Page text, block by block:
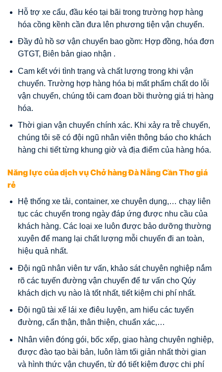
Hỗ trợ xe cẩu, đầu kéo tại bãi trong trường hợp hàng
hóa cồng kềnh cần đưa lên phương tiện vận chuyển.
Đầy đủ hồ sơ vận chuyển bao gồm: Hợp đồng, hóa đơn
GTGT, Biên bản giao nhận .
Cam kết với tình trạng và chất lượng trong khi vận
chuyển. Trường hợp hàng hóa bị mất phẩm chất do lỗi
vận chuyển, chúng tôi cam đoan bồi thường giá trị hàng
hóa.
Thời gian vận chuyển chính xác. Khi xảy ra trễ chuyến,
chúng tôi sẽ có đội ngũ nhân viên thông báo cho khách
hàng chi tiết từng khung giờ và địa điểm của hàng hóa.
Năng lực của dịch vụ Chở hàng Đà Nẵng Cần Thơ giá
rẻ
Hệ thống xe tải, container, xe chuyên dụng,… chạy liên
tục các chuyến trong ngày đáp ứng được nhu cầu của
khách hàng. Các loại xe luôn được bảo dưỡng thường
xuyên để mang lại chất lượng mỗi chuyến đi an toàn,
hiệu quả nhất.
Đội ngũ nhân viên tư vấn, khảo sát chuyên nghiệp nắm
rõ các tuyến đường vận chuyển để tư vấn cho Qúy
khách dịch vụ nào là tốt nhất, tiết kiệm chi phí nhất.
Đội ngũ tài xế lái xe điêu luyện, am hiểu các tuyến
đường, cẩn thận, thân thiện, chuẩn xác,…
Nhân viên đóng gói, bốc xếp, giao hàng chuyên nghiệp,
được đào tạo bài bản, luôn làm tối giản nhất thời gian
và hình thức vận chuyển, từ đó tiết kiệm được chi phí